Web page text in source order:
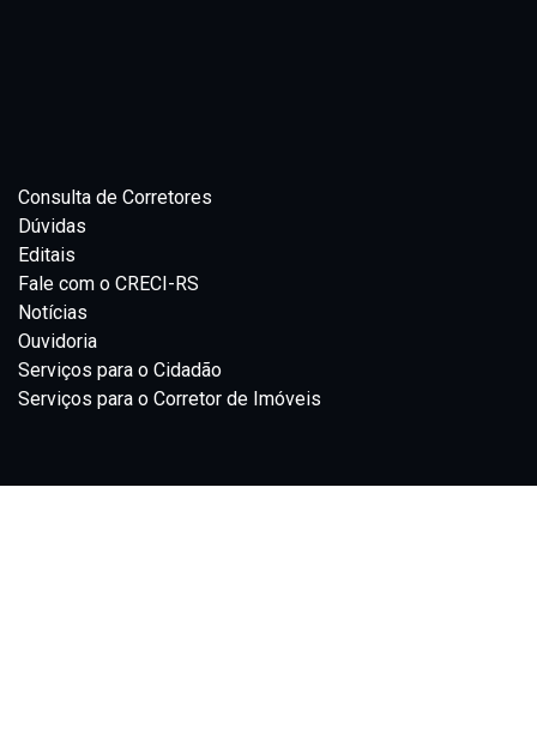
Consulta de Corretores
Dúvidas
Editais
Fale com o CRECI-RS
Notícias
Ouvidoria
Serviços para o Cidadão
Serviços para o Corretor de Imóveis